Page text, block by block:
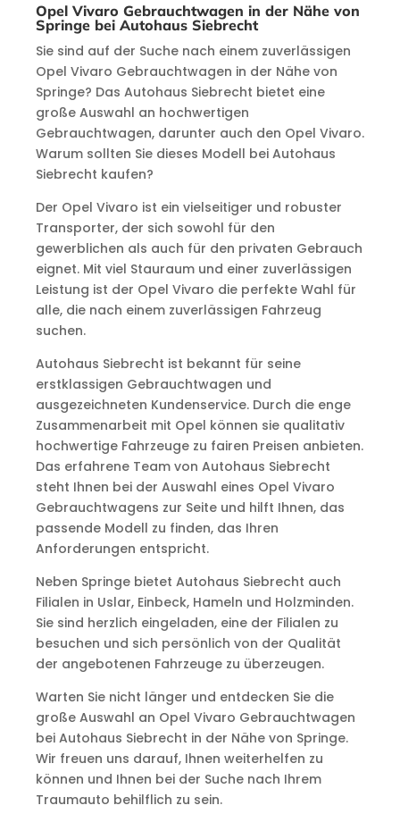
Opel Vivaro Gebrauchtwagen in der Nähe von
Springe bei Autohaus Siebrecht
Sie sind auf der Suche nach einem zuverlässigen
Opel Vivaro Gebrauchtwagen in der Nähe von
Springe? Das Autohaus Siebrecht bietet eine
große Auswahl an hochwertigen
Gebrauchtwagen, darunter auch den Opel Vivaro.
Warum sollten Sie dieses Modell bei Autohaus
Siebrecht kaufen?
Der Opel Vivaro ist ein vielseitiger und robuster
Transporter, der sich sowohl für den
gewerblichen als auch für den privaten Gebrauch
eignet. Mit viel Stauraum und einer zuverlässigen
Leistung ist der Opel Vivaro die perfekte Wahl für
alle, die nach einem zuverlässigen Fahrzeug
suchen.
Autohaus Siebrecht ist bekannt für seine
erstklassigen Gebrauchtwagen und
ausgezeichneten Kundenservice. Durch die enge
Zusammenarbeit mit Opel können sie qualitativ
hochwertige Fahrzeuge zu fairen Preisen anbieten.
Das erfahrene Team von Autohaus Siebrecht
steht Ihnen bei der Auswahl eines Opel Vivaro
Gebrauchtwagens zur Seite und hilft Ihnen, das
passende Modell zu finden, das Ihren
Anforderungen entspricht.
Neben Springe bietet Autohaus Siebrecht auch
Filialen in Uslar, Einbeck, Hameln und Holzminden.
Sie sind herzlich eingeladen, eine der Filialen zu
besuchen und sich persönlich von der Qualität
der angebotenen Fahrzeuge zu überzeugen.
Warten Sie nicht länger und entdecken Sie die
große Auswahl an Opel Vivaro Gebrauchtwagen
bei Autohaus Siebrecht in der Nähe von Springe.
Wir freuen uns darauf, Ihnen weiterhelfen zu
können und Ihnen bei der Suche nach Ihrem
Traumauto behilflich zu sein.